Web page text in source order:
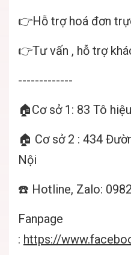
👉Hỗ trợ hoá đơn
👉Tư vấn , hỗ trợ
-------------
🏠Cơ sở 1: 83 Tô
🏠 Cơ sở 2 : 434
Nội
☎️ Hotline, Zalo:
Fanpage
: https://